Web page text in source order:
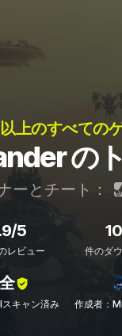
上のすべての
の
ーとチート：
5
レビュー 件のダ
キャン済み 作成者：